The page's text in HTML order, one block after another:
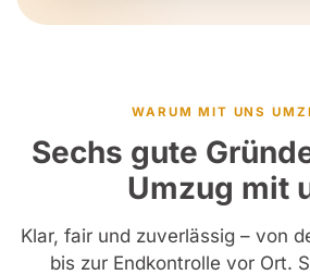
WARUM MIT UNS
Sechs gute
Umzug mit
Klar, fair und zuverlässig – von
bis zur Endkontrolle vor Ort.